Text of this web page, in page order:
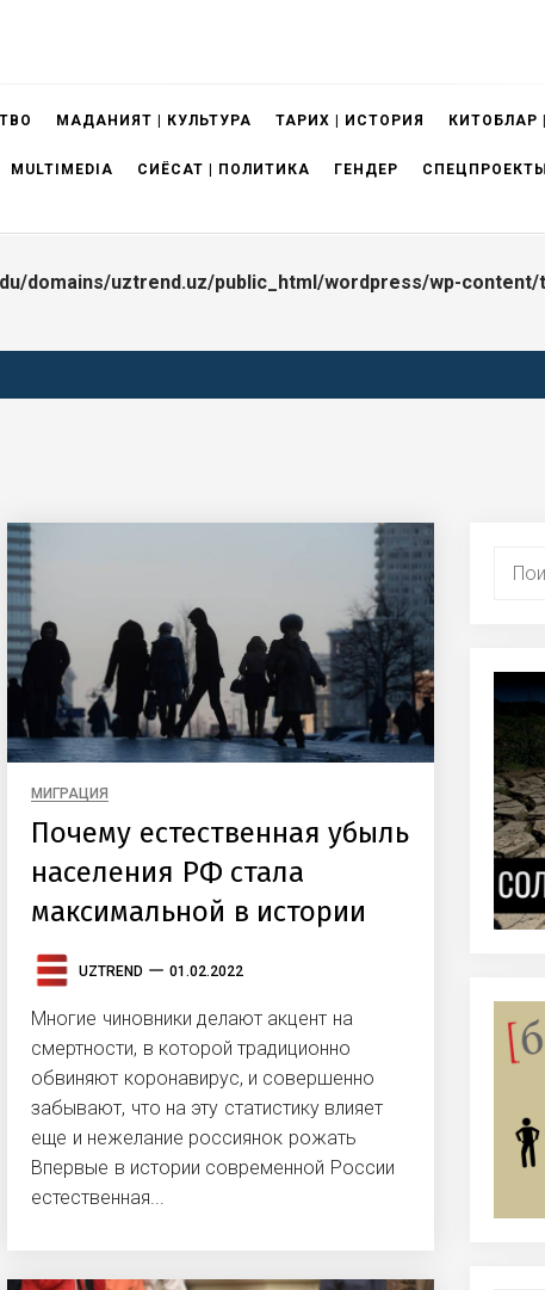
МАДАНИЯТ | КУЛЬТУРА ТАРИХ | ИСТОРИЯ КИТОБЛАР
MULTIMEDIA СИЁСАТ | ПОЛИТИКА ГЕНДЕР СПЕЦПРОЕКТЫ
domains/uztrend.uz/public_html/wordpress/wp-
МИГРАЦИЯ
Почему естественная убыль
населения РФ стала
максимальной в истории
UZTREND 01.02.2022
Многие чиновники делают акцент на
смертности, в которой традиционно
обвиняют коронавирус, и совершенно
забывают, что на эту статистику влияет
еще и нежелание россиянок рожать
Впервые в истории современной России
естественная...
Найти: